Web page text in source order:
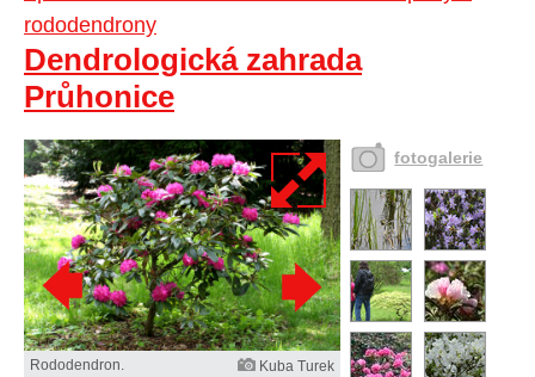
rododendrony
Dendrologická zahrada
Průhonice
Rododendron. Kuba Turek
fotogalerie